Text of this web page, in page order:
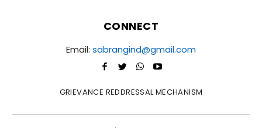
CONNECT
Email: sabrangind@gmail.com
GRIEVANCE REDDRESSAL MECHANISM